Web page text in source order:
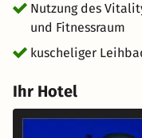
Nutzung des
und Fitnessraum
kuscheliger
Ihr Hotel